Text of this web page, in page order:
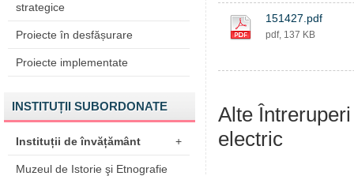
strategice
Proiecte în desfășurare
Proiecte implementate
INSTITUȚII SUBORDONATE
Instituții de învățământ +
Muzeul de Istorie şi Etnografie
151427.pdf
pdf, 137 KB
Alte
electric